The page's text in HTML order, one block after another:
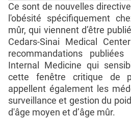
Ce sont de nouvelles
l'obésité spécifiquement
mûr, qui viennent d’être
Cedars-Sinai Medical
recommandations
Internal Medicine qui
cette fenêtre critique de
appellent également les
surveillance et gestion du
d'âge moyen et d’âge mûr.